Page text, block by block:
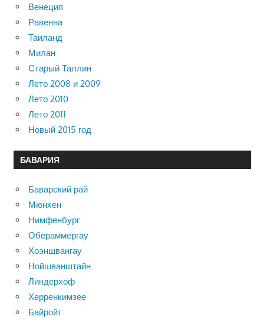
Венеция
Равенна
Таиланд
Милан
Старый Таллин
Лето 2008 и 2009
Лето 2010
Лето 2011
Новый 2015 год
БАВАРИЯ
Баварский рай
Мюнхен
Нимфенбург
Обераммергау
Хоэншвангау
Нойшванштайн
Линдерхоф
Херренкимзее
Байройт